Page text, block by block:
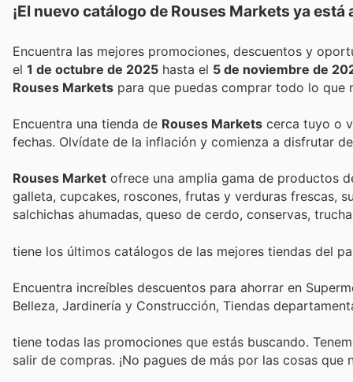
¡El nuevo catálogo de Rouses Markets ya está
el 1 de octubre de 2025 hasta el 5 de noviembre de
Rouses Markets para que puedas comprar todo lo que
Encuentra una tienda de Rouses Markets cerca tuyo o
fechas. Olvídate de la inflación y comienza a disfrutar
Rouses Market ofrece una amplia gama de productos
galleta, cupcakes, roscones, frutas y verduras frescas,
salchichas ahumadas, queso de cerdo, conservas,
tiene los últimos catálogos de las mejores tiendas del
Encuentra increíbles descuentos para ahorrar en
Belleza, Jardinería y Construcción, Tiendas
tiene todas las promociones que estás buscando.
salir de compras. ¡No pagues de más por las cosas que